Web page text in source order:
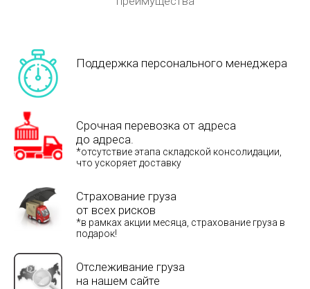
Поддержка персонального менеджера
Срочная перевозка от адреса
до адреса.
*отсутствие этапа складской консолидации,
что ускоряет доставку
Страхование груза
от всех рисков
*в рамках акции месяца, страхование груза в
подарок!
Отслеживание груза
на нашем сайте